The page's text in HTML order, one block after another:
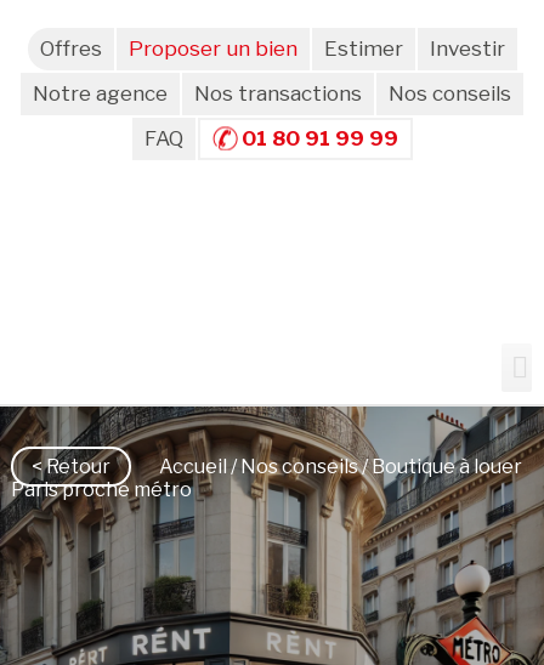
Offres Proposer un bien Estimer
Investir
Notre agence
Nos transactions
Nos conseils
FAQ
01 80 91 99 99
< Retour Accueil/Nos conseils/ Boutique à louer
Paris proche métro